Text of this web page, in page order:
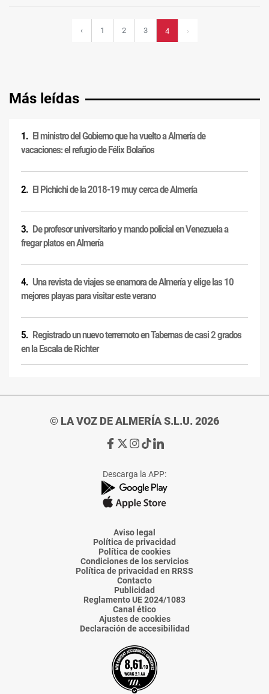
‹ 1 2 3 4 ›
Más leídas
El ministro del Gobierno que ha vuelto a Almería de
vacaciones: el refugio de Félix Bolaños
El Pichichi de la 2018-19 muy cerca de Almería
De profesor universitario y mando policial en Venezuela a
fregar platos en Almería
Una revista de viajes se enamora de Almería y elige las 10
mejores playas para visitar este verano
Registrado un nuevo terremoto en Tabernas de casi 2 grados
en la Escala de Richter
© LA VOZ DE ALMERÍA S.L.U. 2026
Ir
de
La
Voz
Almería
Ir
de
La
Voz
Almería
Ir
de
La
Voz
Almería
Ir
de
La
Voz
Almería
Ir
de
La
Voz
Descarga la APP:
Aviso legal
Política de privacidad
Política de cookies
Condiciones de los servicios
Política de privacidad en RRSS
Contacto
Publicidad
Reglamento UE 2024/1083
Canal ético
Ajustes de cookies
Declaración de accesibilidad